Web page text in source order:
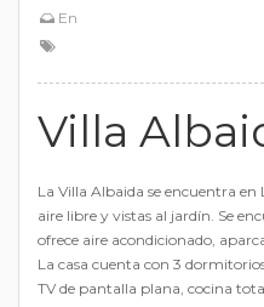
En
Villa
La Villa Albaida se encuentra
aire libre y vistas al jardín. Se
ofrece aire acondicionado,
La casa cuenta con 3
TV de pantalla plana, cocina